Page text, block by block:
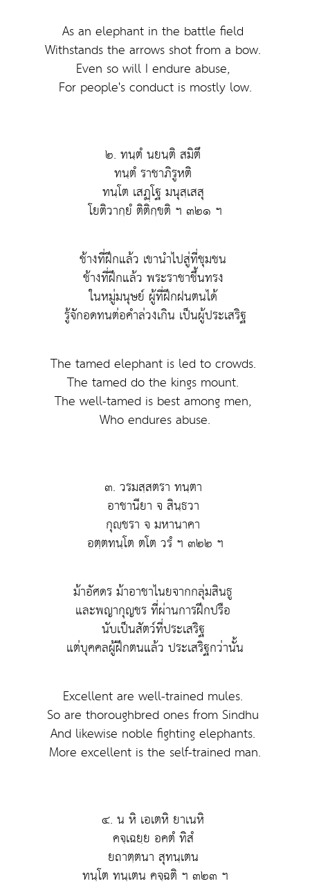
As an elephant in the battle field
Withstands the arrows shot from a bow.
Even so will I endure abuse,
For people's conduct is mostly low.
๒. ทนฺตํ นยนฺติ สมิตึ
ทนฺตํ ราชาภิรูหติ
ทนฺโต เสฏฺโฐ มนุสฺเสสุ
โยติวากฺยํ ติติกฺขติ ฯ ๓๒๑ ฯ
ช้างที่ฝึกแล้ว เขานำไปสู่ที่ชุมชน
ช้างที่ฝึกแล้ว พระราชาชึ้นทรง
ในหมู่มนุษย์ ผู้ที่ฝึกฝนตนได้
รู้จักอดทนต่อคำล่วงเกิน เป็นผู้ประเสริฐ
The tamed elephant is led to crowds.
The tamed do the kings mount.
The well-tamed is best among men,
Who endures abuse.
๓. วรมสฺสตรา ทนฺตา
อาชานียา จ สินฺธวา
กุญฺชรา จ มหานาคา
อตฺตทนฺโต ตโต วรํ ฯ ๓๒๒ ฯ
ม้าอัศดร ม้าอาชาไนยจากกลุ่มสินธู
และพญากุญชร ที่ผ่านการฝึกปรือ
นับเป็นสัตว์ที่ประเสริฐ
แต่บุคคลผู้ฝึกตนแล้ว ประเสริฐกว่านั้น
Excellent are well-trained mules.
So are thoroughbred ones from Sindhu
And likewise noble fighting elephants.
More excellent is the self-trained man.
๔. น หิ เอเตหิ ยาเนหิ
คจฺเฉยฺย อคตํ ทิสํ
ยถาตฺตนา สุทนฺเตน
ทนฺโต ทนฺเตน คจฺฉติ ฯ ๓๒๓ ฯ